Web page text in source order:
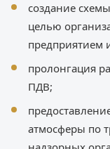
создание
целью
предприятием
пролонгация
ПДВ;
атмосферы по